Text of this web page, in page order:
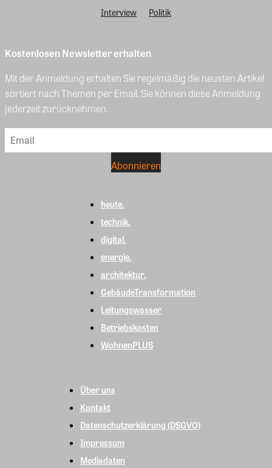
Interview
Politik
Kostenlosen Newsletter erhalten
Mit der Anmeldung erhalten Sie regelmäßig die neusten Artikel
sortiert nach Themen per Email. Sie können diese Anmeldung
jederzeit zurücknehmen.
heute.
technik.
digital.
energie.
architektur.
GebäudeTransformation
Leitungswasser
Betriebskosten
WohnenPLUS
Über uns
Kontakt
Datenschutzerklärung (DSGVO)
Impressum
Mediadaten